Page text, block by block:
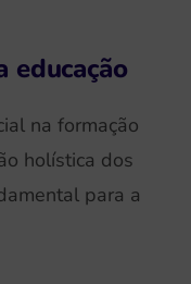
educação
na formação
holística dos
para a